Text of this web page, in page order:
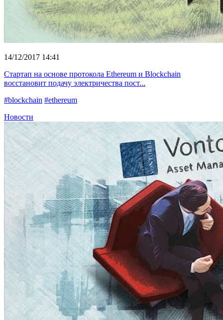
14/12/2017 14:41
Стартап на основе протокола Ethereum и Blockchain
восстановит подачу электричества пост...
#blockchain #ethereum
Новости